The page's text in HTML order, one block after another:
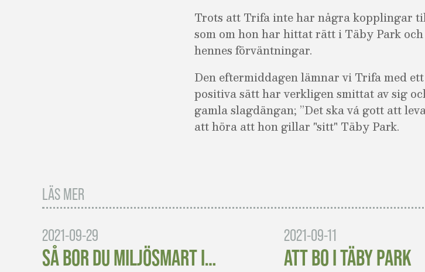
Trots att Trifa inte har några kopplingar
som om hon har hittat rätt i Täby Park
hennes förväntningar.
Den eftermiddagen lämnar vi Trifa med
positiva sätt har verkligen smittat av sig
gamla slagdängan; ”Det ska vá gott att
att höra att hon gillar "sitt" Täby Park.
LÄS MER
2021-09-29
SÅ BOR DU MILJÖSMART I…
2021-09-11
ATT BO I TÄBY PARK